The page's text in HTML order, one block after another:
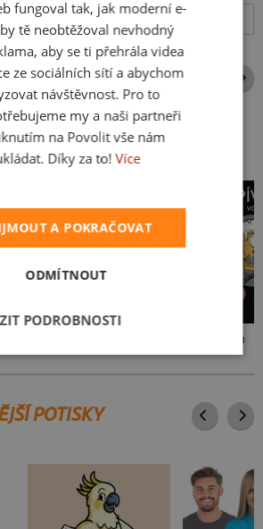
recenzí)
STEJNÉ
Pivo volá
POTISKY
SLOVAK
fungoval tak, jak moderní e-
tě neobtěžoval nevhodný
aby se ti přehrála videa
ze sociálních sítí a abychom
návštěvnost. Pro to
my a naši partneři
na Povolit vše nám
Díky za to! Více
A POKRAČOVAT
ODMÍTNOUT
PODROBNOSTI